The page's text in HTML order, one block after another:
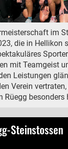
im
die in Hellikon
mit Teamgeist
Leistungen
Verein
Rüegg besonders
Steinstossen